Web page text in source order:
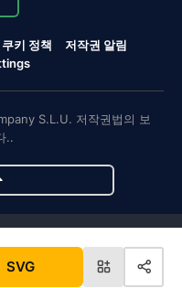
SVG
쿠키 정책
저작권 알림
S.L.U. 저작권법의 보
..